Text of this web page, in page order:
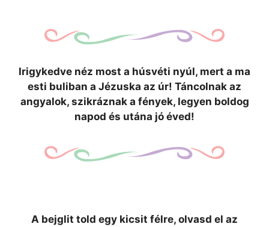
Irigykedve néz most a húsvéti nyúl, mert a ma
esti buliban a Jézuska az úr! Táncolnak az
angyalok, szikráznak a fények, legyen boldog
napod és utána jó éved!
A bejglit told egy kicsit félre, olvasd el az